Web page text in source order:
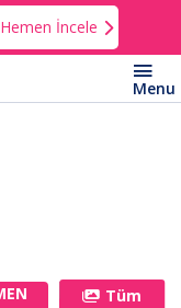
Hemen İncele
Tüm